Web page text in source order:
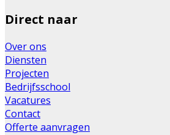
Direct naar
Over ons
Diensten
Projecten
Bedrijfsschool
Vacatures
Contact
Offerte aanvragen